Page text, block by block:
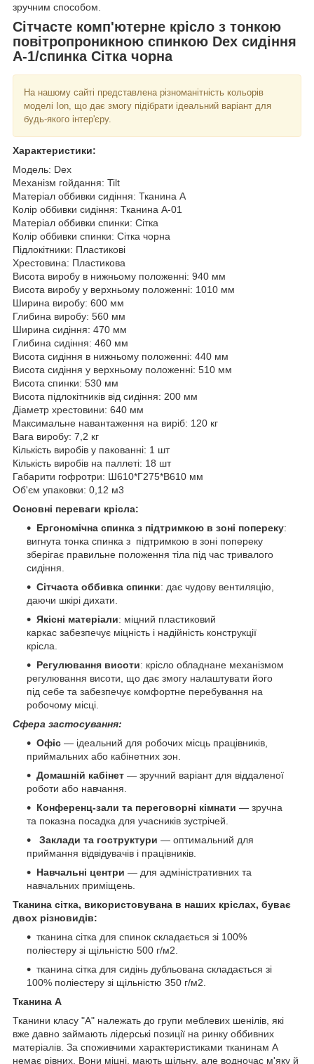
зручним способом.
Сітчасте комп'ютерне крісло з тонкою
повітропроникною спинкою Dex сидіння
А-1/спинка Сітка чорна
На нашому сайті представлена різноманітність кольорів
моделі Ion, що дає змогу підібрати ідеальний варіант для
будь-якого інтер'єру.
Характеристики:
Модель: Dex
Механізм гойдання: Tilt
Матеріал оббивки сидіння: Тканина А
Колір оббивки сидіння: Тканина А-01
Матеріал оббивки спинки: Сітка
Колір оббивки спинки: Сітка чорна
Підлокітники: Пластикові
Хрестовина: Пластикова
Висота виробу в нижньому положенні: 940 мм
Висота виробу у верхньому положенні: 1010 мм
Ширина виробу: 600 мм
Глибина виробу: 560 мм
Ширина сидіння: 470 мм
Глибина сидіння: 460 мм
Висота сидіння в нижньому положенні: 440 мм
Висота сидіння у верхньому положенні: 510 мм
Висота спинки: 530 мм
Висота підлокітників від сидіння: 200 мм
Діаметр хрестовини: 640 мм
Максимальне навантаження на виріб: 120 кг
Вага виробу: 7,2 кг
Кількість виробів у пакованні: 1 шт
Кількість виробів на паллеті: 18 шт
Габарити гофротри: Ш610*Г275*В610 мм
Об'єм упаковки: 0,12 м3
Основні переваги крісла:
Ергономічна спинка з підтримкою в зоні попереку:
вигнута тонка спинка з підтримкою в зоні попереку
зберігає правильне положення тіла під час тривалого
сидіння.
Сітчаста оббивка спинки: дає чудову вентиляцію,
даючи шкірі дихати.
Якісні матеріали: міцний пластиковий
каркас забезпечує міцність і надійність конструкції
крісла.
Регулювання висоти: крісло обладнане механізмом
регулювання висоти, що дає змогу налаштувати його
під себе та забезпечує комфортне перебування на
робочому місці.
Сфера застосування:
Офіс — ідеальний для робочих місць працівників,
приймальних або кабінетних зон.
Домашній кабінет — зручний варіант для віддаленої
роботи або навчання.
Конференц-зали та переговорні кімнати — зручна
та показна посадка для учасників зустрічей.
Заклади та гоструктури — оптимальний для
приймання відвідувачів і працівників.
Навчальні центри — для адміністративних та
навчальних приміщень.
Тканина сітка, використовувана в наших кріслах, буває
двох різновидів:
тканина сітка для спинок складається зі 100%
поліестеру зі щільністю 500 г/м2.
тканина сітка для сидінь дубльована складається зі
100% поліестеру зі щільністю 350 г/м2.
Тканина А
Тканини класу "А" належать до групи меблевих шенілів, які
вже давно займають лідерські позиції на ринку оббивних
матеріалів. За споживчими характеристиками тканинам А
немає рівних. Вони міцні, мають щільну, але водночас м'яку й